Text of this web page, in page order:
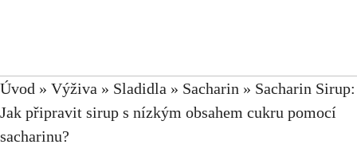
Úvod » Výživa » Sladidla » Sacharin » Sacharin Sirup:
Jak připravit sirup s nízkým obsahem cukru pomocí
sacharinu?